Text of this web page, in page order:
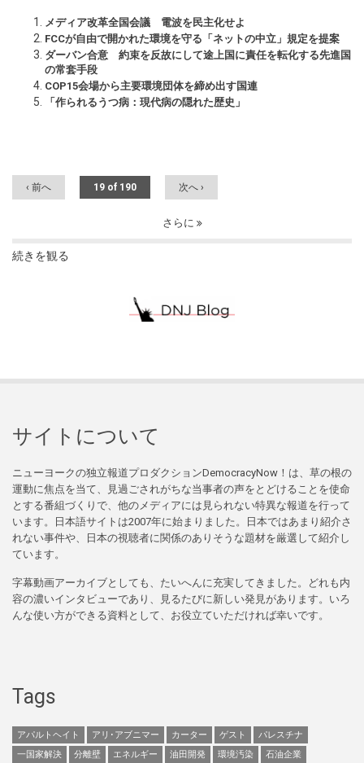
メディア改革全国会議 電波を民主化せよ
FCCが自由で開かれた環境を守る「ネットの中立」規定を提案
ダーバン合意 約束を反故にして途上国に責任を転化する先進国
の常套手段
COP15会場から主要環境団体を締め出す国連
「作られるうつ病：現代病の隠れた歴史」
‹ 前へ 19 of 190 次へ ›
さらに
続きを観る
サイトについて
ニューヨークの独立報道プロダクションDemocracyNow！は、草の根の
運動に焦点を当て、見過ごされがちな当事者の声をとどけることを使命
とする番組づくりで、他のメディアには見られない特異な報道を行って
います。日本語サイトは2007年に始まりました。日本ではあまり紹介さ
れない事件や、日本の視聴者に関係のありそうな題材を厳選して紹介し
ています。
字幕動画アーカイブとしても、たいへんに充実してきました。どれも内
容の濃いインタビューであり、見るたびに新しい発見があります。いろ
んな使い方ができる資料として、お役立ていただければ幸いです。
Tags
アパルトヘイト アリ･アブニマー カーター ゲスト
パレスチナ
一国家解決
分離壁 エネルギー 油田開発 環境汚染 石油企業